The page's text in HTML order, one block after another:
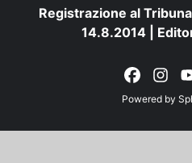
Registrazione al
14.8.2014 |
Powered by